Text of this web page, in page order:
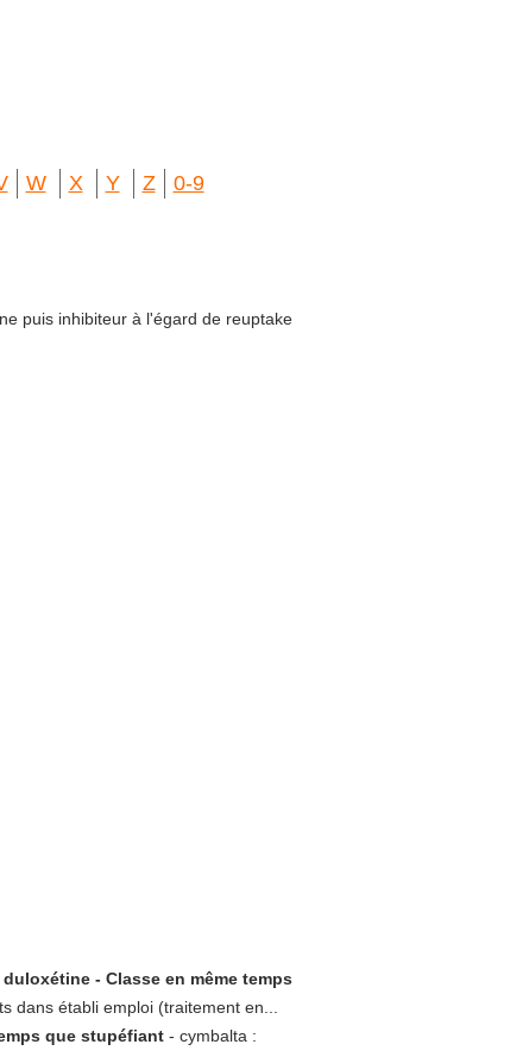
W X Y Z 0-9
puis inhibiteur à l'égard de reuptake
- Classe en même temps
dans établi emploi (traitement en...
que stupéfiant - cymbalta :